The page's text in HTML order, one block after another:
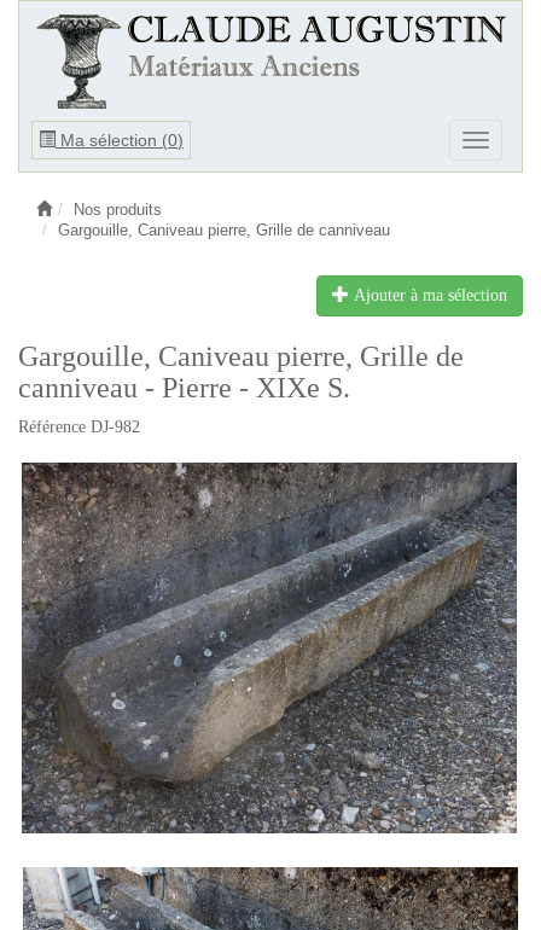
Ma sélection (0)
Ouvrir
Ouvrir
le
Nos produits
Gargouille, Caniveau pierre, Grille de canniveau
Ajouter à ma sélection
Gargouille, Caniveau pierre, Grille de
canniveau - Pierre - XIXe S.
Référence DJ-982